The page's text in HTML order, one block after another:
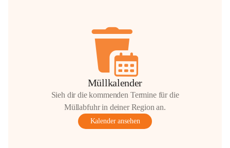
Müllkalender
Sieh dir die kommenden Termine für die
Müllabfuhr in deiner Region an.
Kalender ansehen